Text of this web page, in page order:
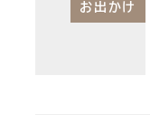
お出かけ